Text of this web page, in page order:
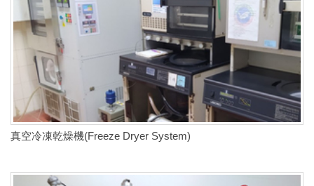
真空冷凍乾燥機(Freeze Dryer System)